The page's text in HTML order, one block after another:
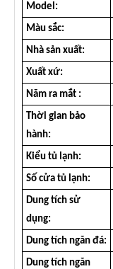
Model:
Màu sắc:
Nhà sản xuất:
Xuất xứ:
Năm ra mắt :
Thời gian bảo
hành:
Kiểu tủ lạnh:
Số cửa tủ lạnh:
Dung tích sử
dụng:
Dung tích ngăn đá:
Dung tích ngăn